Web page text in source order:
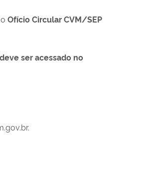
Ofício Circular CVM/SEP
ser acessado no